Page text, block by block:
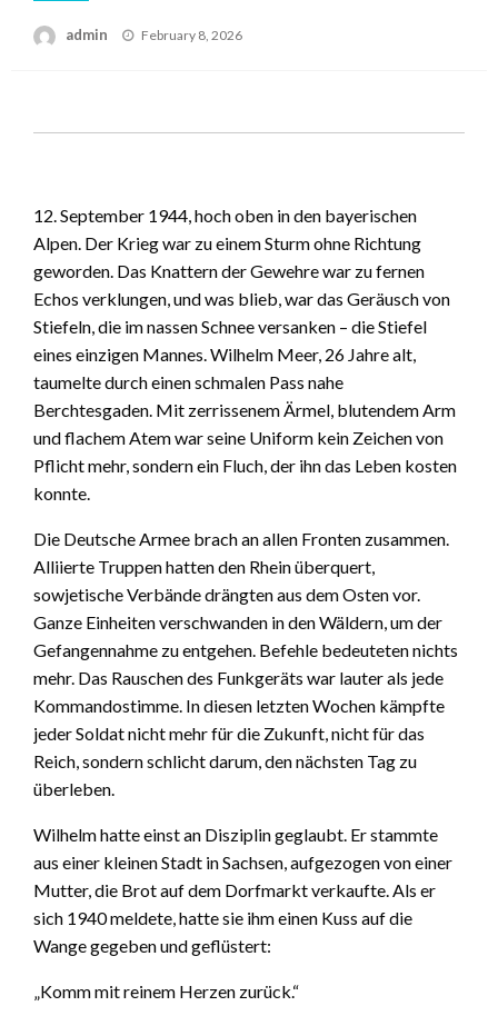
admin
Posted
February 8, 2026
12. September 1944, hoch oben in den bayerischen
Alpen. Der Krieg war zu einem Sturm ohne Richtung
geworden. Das Knattern der Gewehre war zu fernen
Echos verklungen, und was blieb, war das Geräusch von
Stiefeln, die im nassen Schnee versanken – die Stiefel
eines einzigen Mannes. Wilhelm Meer, 26 Jahre alt,
taumelte durch einen schmalen Pass nahe
Berchtesgaden. Mit zerrissenem Ärmel, blutendem Arm
und flachem Atem war seine Uniform kein Zeichen von
Pflicht mehr, sondern ein Fluch, der ihn das Leben kosten
konnte.
Die Deutsche Armee brach an allen Fronten zusammen.
Alliierte Truppen hatten den Rhein überquert,
sowjetische Verbände drängten aus dem Osten vor.
Ganze Einheiten verschwanden in den Wäldern, um der
Gefangennahme zu entgehen. Befehle bedeuteten nichts
mehr. Das Rauschen des Funkgeräts war lauter als jede
Kommandostimme. In diesen letzten Wochen kämpfte
jeder Soldat nicht mehr für die Zukunft, nicht für das
Reich, sondern schlicht darum, den nächsten Tag zu
überleben.
Wilhelm hatte einst an Disziplin geglaubt. Er stammte
aus einer kleinen Stadt in Sachsen, aufgezogen von einer
Mutter, die Brot auf dem Dorfmarkt verkaufte. Als er
sich 1940 meldete, hatte sie ihm einen Kuss auf die
Wange gegeben und geflüstert:
„Komm mit reinem Herzen zurück.“